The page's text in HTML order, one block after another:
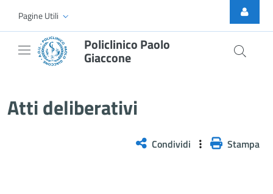
Skip to Main Content
Pagine Utili
Policlinico Paolo
Giaccone
Atti deliberativi
Condividi Stampa